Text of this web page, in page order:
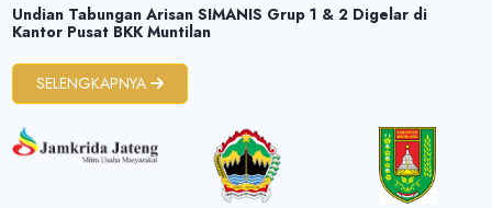
Undian Tabungan Arisan SIMANIS Grup 1 & 2 Digelar di
Kantor Pusat BKK Muntilan
SELENGKAPNYA